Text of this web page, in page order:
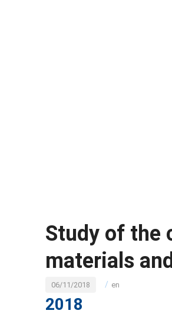
Study of the
materials
06/11/2018 / en
2018